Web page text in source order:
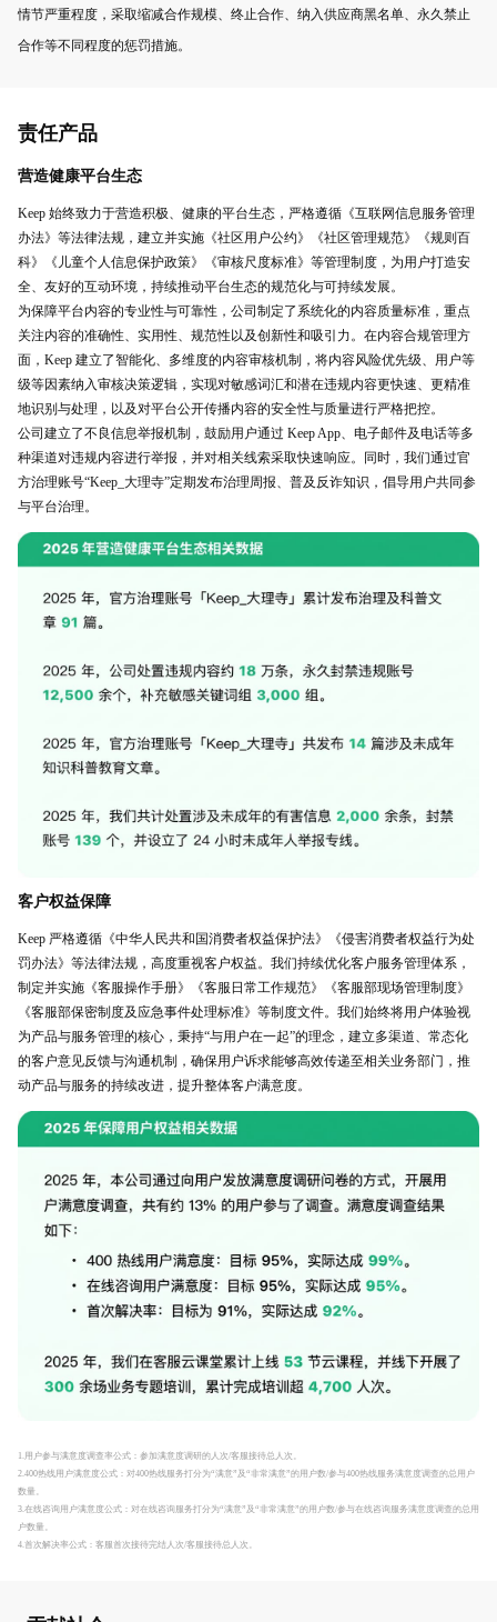
情节严重程度，采取缩减合作规模、终止合作、纳入供应商黑名单、永久禁止
合作等不同程度的惩罚措施。
责任产品
营造健康平台生态
Keep 始终致力于营造积极、健康的平台生态，严格遵循《互联网信息服务管理
办法》等法律法规，建立并实施《社区用户公约》《社区管理规范》《规则百
科》《儿童个人信息保护政策》《审核尺度标准》等管理制度，为用户打造安
全、友好的互动环境，持续推动平台生态的规范化与可持续发展。
为保障平台内容的专业性与可靠性，公司制定了系统化的内容质量标准，重点
关注内容的准确性、实用性、规范性以及创新性和吸引力。在内容合规管理方
面，Keep 建立了智能化、多维度的内容审核机制，将内容风险优先级、用户等
级等因素纳入审核决策逻辑，实现对敏感词汇和潜在违规内容更快速、更精准
地识别与处理，以及对平台公开传播内容的安全性与质量进行严格把控。
公司建立了不良信息举报机制，鼓励用户通过 Keep App、电子邮件及电话等多
种渠道对违规内容进行举报，并对相关线索采取快速响应。同时，我们通过官
方治理账号“Keep_大理寺”定期发布治理周报、普及反诈知识，倡导用户共同参
与平台治理。
客户权益保障
Keep 严格遵循《中华人民共和国消费者权益保护法》《侵害消费者权益行为处
罚办法》等法律法规，高度重视客户权益。我们持续优化客户服务管理体系，
制定并实施《客服操作手册》《客服日常工作规范》《客服部现场管理制度》
《客服部保密制度及应急事件处理标准》等制度文件。我们始终将用户体验视
为产品与服务管理的核心，秉持“与用户在一起”的理念，建立多渠道、常态化
的客户意见反馈与沟通机制，确保用户诉求能够高效传递至相关业务部门，推
动产品与服务的持续改进，提升整体客户满意度。
1.用户参与满意度调查率公式：参加满意度调研的人次/客服接待总人次。
2.400热线用户满意度公式：对400热线服务打分为“满意”及“非常满意”的用户数/参与400热线服务满意度调查的总用户
数量。
3.在线咨询用户满意度公式：对在线咨询服务打分为“满意”及“非常满意”的用户数/参与在线咨询服务满意度调查的总用
户数量。
4.首次解决率公式：客服首次接待完结人次/客服接待总人次。